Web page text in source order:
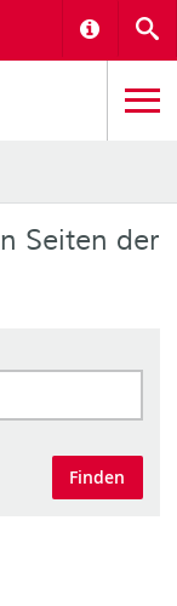
Seiten der
Finden